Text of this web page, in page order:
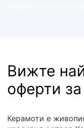
Вижте
оферти за
Керамоти е